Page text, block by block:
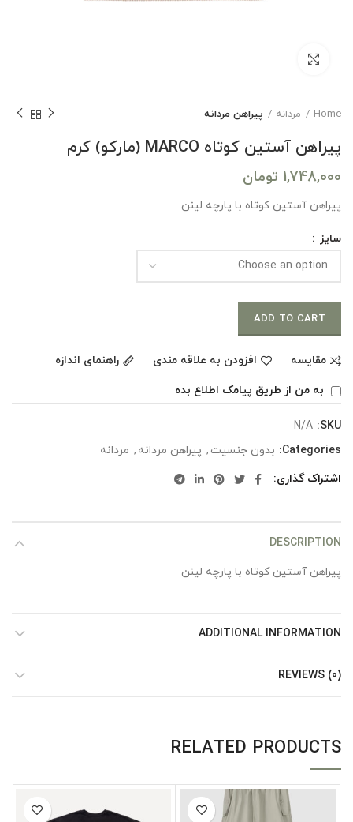
Home مردانه پیراهن مردانه
پیراهن آستین کوتاه MARCO (مارکو) کرم
1,748,000 تومان
پیراهن آستین کوتاه با پارچه لینن
سایز
ADD TO CART
مقایسه افزودن به علاقه مندی
راهنمای اندازه
به من از طریق پیامک اطلاع بده
SKU:
N/A
Categories: بدون جنسیت , پیراهن مردانه , مردانه
اشتراک گذاری
DESCRIPTION
پیراهن آستین کوتاه با پارچه لینن
ADDITIONAL INFORMATION
REVIEWS (0)
RELATED PRODUCTS